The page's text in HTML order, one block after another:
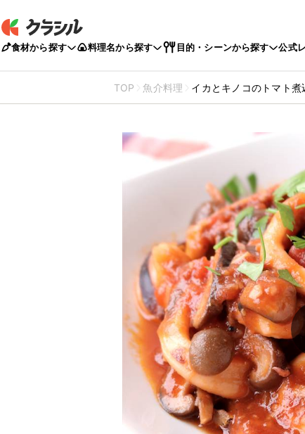
食材から探す 料理名から探す 目的・シーンから探す 公式
TOP 魚介料理 イカとキノコのトマト煮